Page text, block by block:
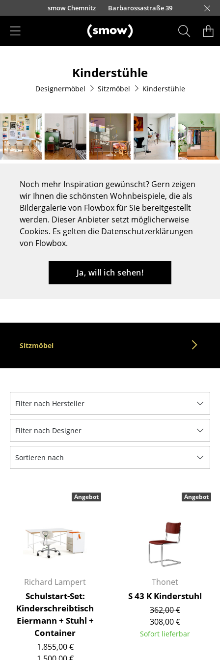
Direkt zum Inhalt
100
smow Chemnitz Barbarossastraße 39smow Düsseldorf
smow Essen
smow Frankfurt
smow Freiburg
smow Hamburg
smow Hannover
smow Kempten
smow Köln
smow Konstanz
smow Leipzig
smow Solothurn
smow Mainz
smow München
smow Nürnberg
smow Schwarzwald
smow Stuttgart
Esszimmerstühle
Sofas
Sessel
Loungesessel
Freischwinger
Barhocker
Hocker
Bürodrehstühle
Konferenzstühle
Bürosessel
... alle Sitzmöbel
Tische
Schreibtische
Sekretäre & PC-Tische
Stehtische & Stehpulte
Kindertische
Gartentische
Servierwagen
Kinderstühle
Designermöbel Sitzmöbel Kinderstühle
Noch mehr Inspiration gewünscht? Gern zeigen
wir Ihnen die schönsten Wohnbeispiele, die als
Bildergalerie von Flowbox für Sie bereitgestellt
werden. Dieser Anbieter setzt möglicherweise
Cookies. Es gelten die Datenschutzerklärungen
von Flowbox.
Ja, will ich sehen!
Sitzmöbel
Filter nach Hersteller
Filter nach Designer
Sortieren nach
Richard Lampert
Schulstart-Set:
Kinderschreibtisch
Eiermann + Stuhl +
Container
1.855,00 €
Angebot
Thonet
S 43 K Kinderstuhl
362,00 €
308,00 €
Sofort lieferbar
Angebot